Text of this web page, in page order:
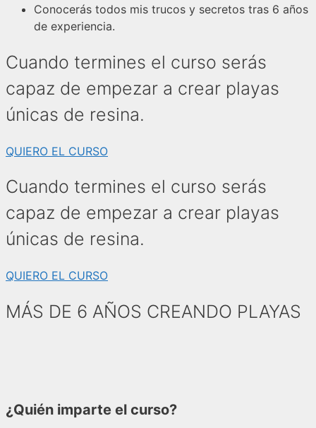
Conocerás todos mis trucos y secretos tras 6 años
de experiencia.
Cuando termines el curso serás
capaz de empezar a crear playas
únicas de resina.
QUIERO EL CURSO
Cuando termines el curso serás
capaz de empezar a crear playas
únicas de resina.
QUIERO EL CURSO
MÁS DE 6 AÑOS CREANDO PLAYAS
¿Quién imparte el curso?